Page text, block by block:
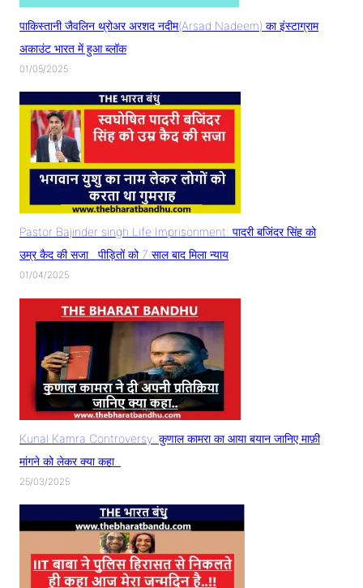
पाकिस्तानी जैवलिन थ्रोअर अरशद नदीम(Arsad Nadeem) का इंस्टाग्राम
अकाउंट भारत में हुआ ब्लॉक
01/05/2025
Pastor Bajinder singh Life Imprisonment: पादरी बजिंदर सिंह को
उम्र कैद की सजा.. पीड़ितों को 7 साल बाद मिला न्याय
01/04/2025
Kunal Kamra Controversy: कुणाल कामरा का आया बयान जानिए माफ़ी
मांगने को लेकर क्या कहा..
25/03/2025